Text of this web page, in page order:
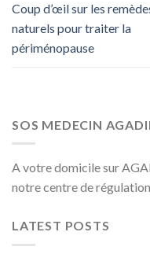
Coup d’œil sur les
naturels pour traiter la
périménopause
SOS MEDECIN
A votre domicile sur
notre centre de
LATEST POSTS